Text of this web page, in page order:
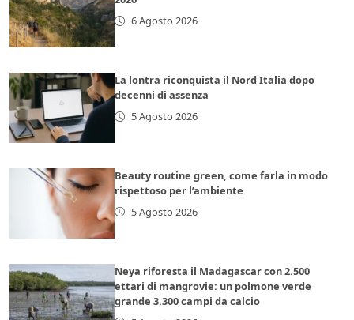
6 Agosto 2026
La lontra riconquista il Nord Italia dopo
decenni di assenza
5 Agosto 2026
Beauty routine green, come farla in modo
rispettoso per l’ambiente
5 Agosto 2026
Neya riforesta il Madagascar con 2.500
ettari di mangrovie: un polmone verde
grande 3.300 campi da calcio